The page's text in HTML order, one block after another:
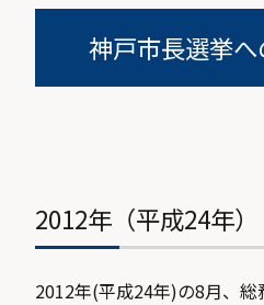
神戸市長選挙
2012年（平成24年）
2012年(平成24年)の8月、